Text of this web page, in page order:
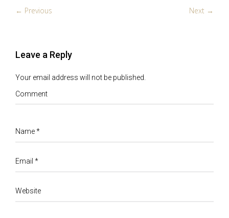
← Previous Next →
Leave a Reply
Your email address will not be published.
Comment
Name*
Email *
Website